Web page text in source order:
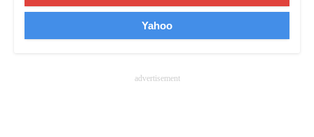
Yahoo
advertisement